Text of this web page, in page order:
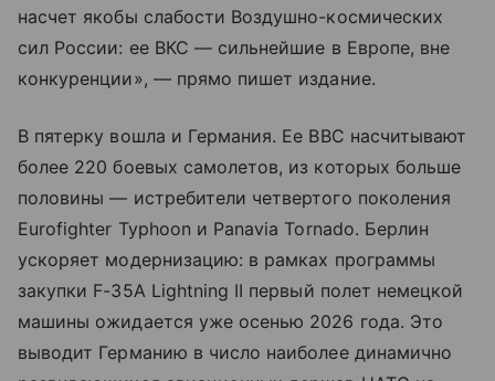
насчет якобы слабости Воздушно-космических
сил России: ее ВКС — сильнейшие в Европе, вне
конкуренции», — прямо пишет издание.
В пятерку вошла и Германия. Ее ВВС насчитывают
более 220 боевых самолетов, из которых больше
половины — истребители четвертого поколения
Eurofighter Typhoon и Panavia Tornado. Берлин
ускоряет модернизацию: в рамках программы
закупки F-35A Lightning II первый полет немецкой
машины ожидается уже осенью 2026 года. Это
выводит Германию в число наиболее динамично